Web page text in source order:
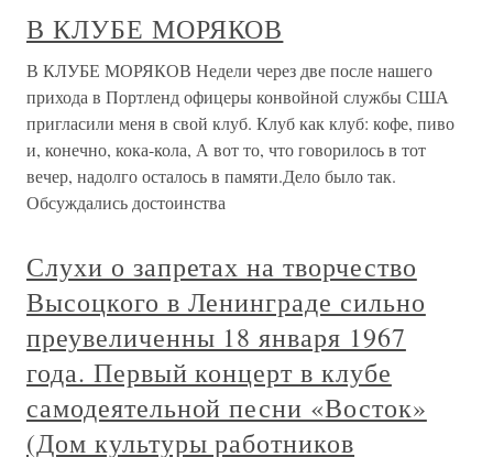
В КЛУБЕ МОРЯКОВ
В КЛУБЕ МОРЯКОВ Недели через две после нашего
прихода в Портленд офицеры конвойной службы США
пригласили меня в свой клуб. Клуб как клуб: кофе, пиво
и, конечно, кока-кола, А вот то, что говорилось в тот
вечер, надолго осталось в памяти.Дело было так.
Обсуждались достоинства
Слухи о запретах на творчество
Высоцкого в Ленинграде сильно
преувеличенны 18 января 1967
года. Первый концерт в клубе
самодеятельной песни «Восток»
(Дом культуры работников